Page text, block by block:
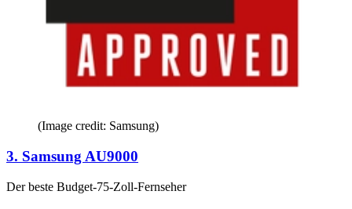
(Image credit: Samsung)
3. Samsung AU9000
Der beste Budget-75-Zoll-Fernseher